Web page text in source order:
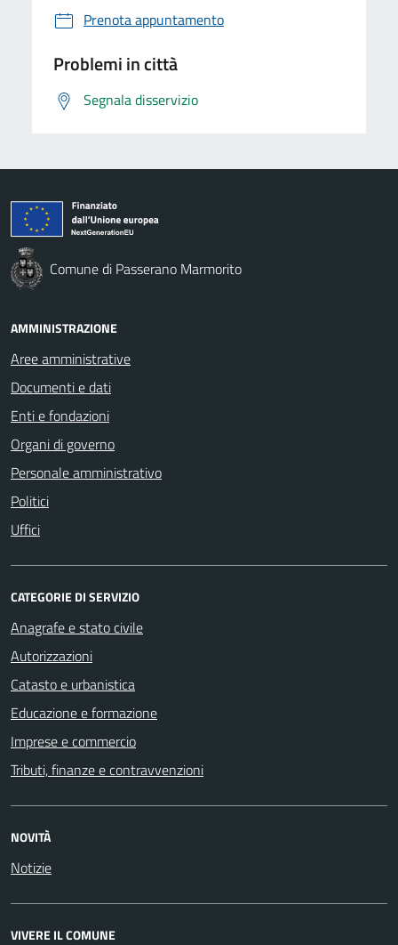
Prenota appuntamento
Problemi in città
Segnala disservizio
Comune di Passerano Marmorito
AMMINISTRAZIONE
Aree amministrative
Documenti e dati
Enti e fondazioni
Organi di governo
Personale amministrativo
Politici
Uffici
CATEGORIE DI SERVIZIO
Anagrafe e stato civile
Autorizzazioni
Catasto e urbanistica
Educazione e formazione
Imprese e commercio
Tributi, finanze e contravvenzioni
NOVITÀ
Notizie
VIVERE IL COMUNE